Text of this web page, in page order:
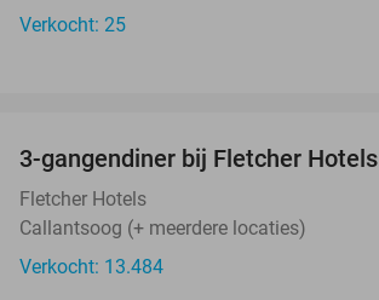
Verkocht: 25
3-gangendiner bij Fletcher Hotels
Fletcher Hotels
Callantsoog (+ meerdere locaties)
Verkocht: 13.484